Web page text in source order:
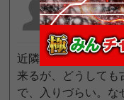
たくやん
2021年10月5日
近隣唯一がガイアな
来るが、どうしても
で、入りづらい。な